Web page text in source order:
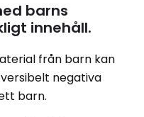
barns
innehåll.
från barn kan
negativa
barn.